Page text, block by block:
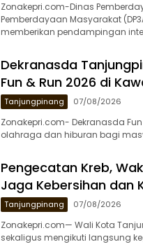
Zonakepri.com-Dinas
Pemberdayaan Masyarakat
memberikan pendampingan
Dekranasda
Fun & Run 2026 di
Tanjungpinang 07/08/2026
Zonakepri.com- Dekranasda
olahraga dan hiburan bagi
Pengecatan Kreb,
Jaga Kebersihan dan
Tanjungpinang 07/08/2026
Zonakepri.com— Wali Kota
sekaligus mengikuti langsung